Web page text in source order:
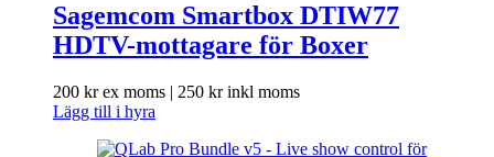
Sagemcom Smartbox DTIW77
HDTV-mottagare för Boxer
200 krex moms | 250 krinkl moms
Lägg till i hyra